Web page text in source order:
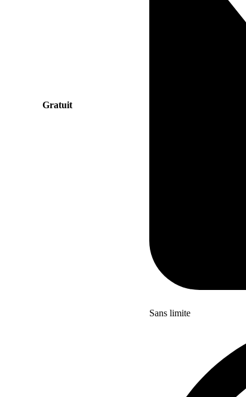
Gratuit
Sans limite